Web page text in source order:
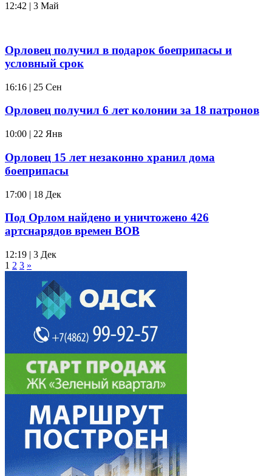
12:42 | 3 Май
Орловец получил в подарок боеприпасы и
условный срок
16:16 | 25 Сен
Орловец получил 6 лет колонии за 18 патронов
10:00 | 22 Янв
Орловец 15 лет незаконно хранил дома
боеприпасы
17:00 | 18 Дек
Под Орлом найдено и уничтожено 426
артснарядов времен ВОВ
12:19 | 3 Дек
1 2 3 »